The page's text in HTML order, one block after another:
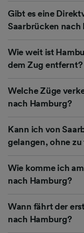
Gibt es eine
Saarbrücken nach
Wie weit ist
dem Zug entfernt?
Welche Züge
nach Hamburg?
Kann ich von
gelangen, ohne zu
Wie komme ich
nach Hamburg?
Wann fährt der
nach Hamburg?